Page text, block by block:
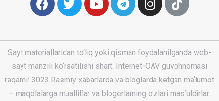
Sayt materiallaridan to‘liq yoki qisman foydalanilganda web-
sayt manzili ko‘rsatilishi shart. Internet-OAV guvohnomasi
raqami: 3023 Rasmiy xabarlarda va bloglarda ketgan maʼlumot
– maqolalarga mualliflar va blogerlarning o‘zlari masʼuldirlar.